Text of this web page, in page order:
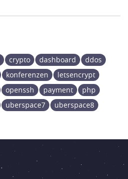
crypto dashboard
ddos
konferenzen
letsencrypt
openssh payment
php
uberspace7
uberspace8